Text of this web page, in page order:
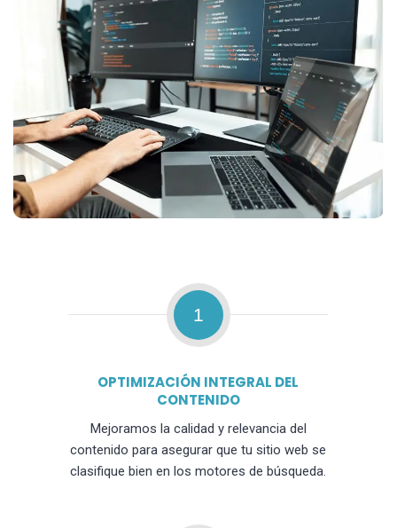
1
OPTIMIZACIÓN INTEGRAL DEL
CONTENIDO
Mejoramos la calidad y relevancia del
contenido para asegurar que tu sitio web se
clasifique bien en los motores de búsqueda.